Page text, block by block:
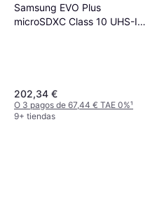
Samsung EVO Plus
microSDXC Class 10 UHS-I
202,34 €
O 3 pagos de 67,44 € TAE 0%¹
9+ tiendas